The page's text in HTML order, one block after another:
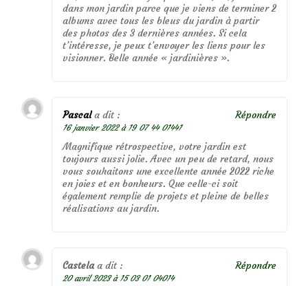
dans mon jardin parce que je viens de terminer 2
albums avec tous les bleus du jardin à partir
des photos des 3 dernières années. Si cela
t’intéresse, je peux t’envoyer les liens pour les
visionner. Belle année « jardinières ».
Pascal a dit :
16 janvier 2022 à 19 07 44 01441
Magnifique rétrospective, votre jardin est
toujours aussi jolie. Avec un peu de retard, nous
vous souhaitons une excellente année 2022 riche
en joies et en bonheurs. Que celle-ci soit
également remplie de projets et pleine de belles
réalisations au jardin.
Répondre
Castela a dit :
20 avril 2023 à 15 03 01 04014
Répondre